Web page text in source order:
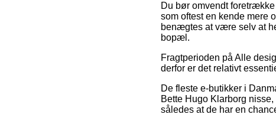
Du bør omvendt
som oftest en kende mere
benægtes at være selv at
bopæl.
Fragtperioden på Alle
derfor er det relativt
De fleste e-butikker i
Bette Hugo Klarborg
således at de har en